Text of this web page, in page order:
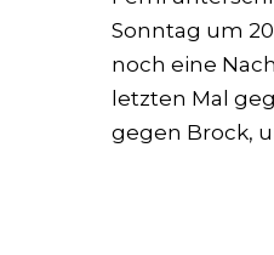
Sonntag um
noch eine
letzten Mal
gegen Brock,